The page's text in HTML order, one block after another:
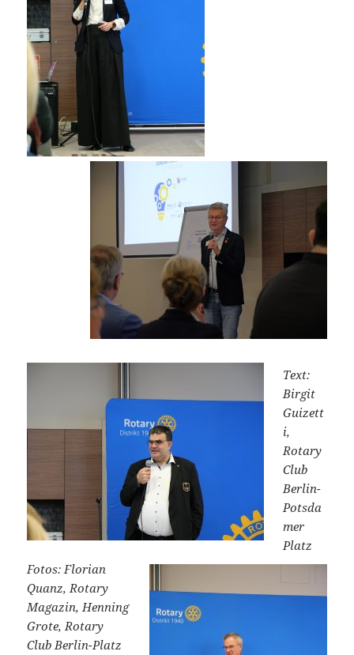
Text:
Birgit
Guizett
i,
Rotary
Club
Berlin-
Potsda
mer
Platz
Fotos: Florian
Quanz, Rotary
Magazin, Henning
Grote, Rotary
Club Berlin-Platz